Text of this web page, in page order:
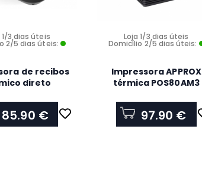
1/3 dias úteis
2/5 dias úteis:
de recibos
direto
PRINTER 80 MM
85.90 €
Loja 1/3 dias úteis
Domicílio 2/5 dias úteis:
Impressora APPROX
térmica POS80AM3
97.90 €